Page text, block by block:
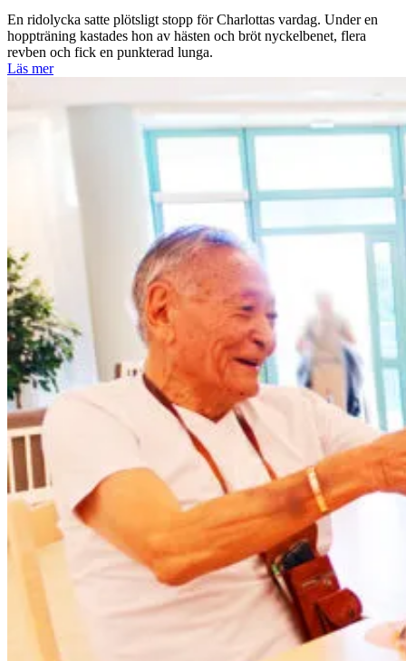
En ridolycka satte plötsligt stopp för Charlottas vardag. Under en
hoppträning kastades hon av hästen och bröt nyckelbenet, flera
revben och fick en punkterad lunga.
Läs mer